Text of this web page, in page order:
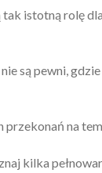
istotną rolę
są pewni,
na
kilka